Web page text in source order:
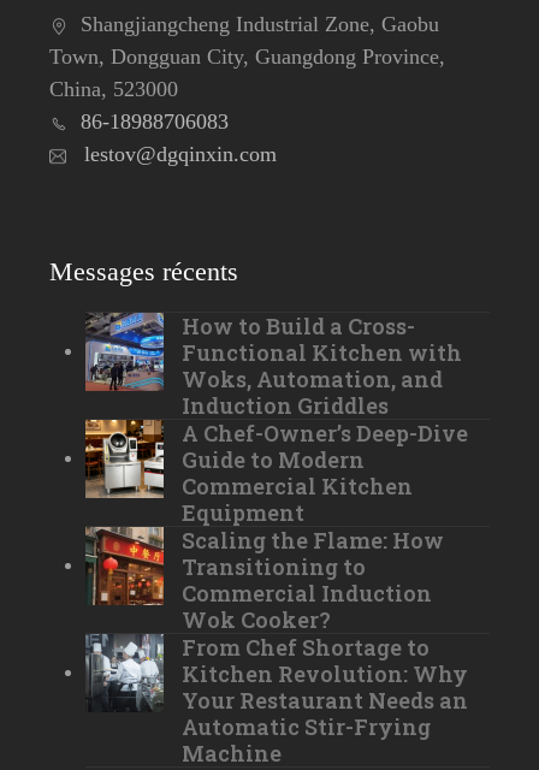
Shangjiangcheng Industrial Zone, Gaobu
Town, Dongguan City, Guangdong Province,
China, 523000
86-18988706083
lestov@dgqinxin.com
Messages récents
How to Build a Cross-
Functional Kitchen with
Woks, Automation, and
Induction Griddles
A Chef-Owner’s Deep-Dive
Guide to Modern
Commercial Kitchen
Equipment
Scaling the Flame: How
Transitioning to
Commercial Induction
Wok Cooker?
From Chef Shortage to
Kitchen Revolution: Why
Your Restaurant Needs an
Automatic Stir-Frying
Machine